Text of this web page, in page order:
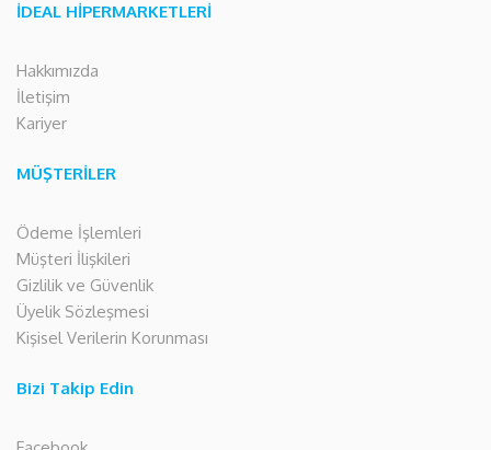
İDEAL HİPERMARKETLERİ
Hakkımızda
İletişim
Kariyer
MÜŞTERİLER
Ödeme İşlemleri
Müşteri İlişkileri
Gizlilik ve Güvenlik
Üyelik Sözleşmesi
Kişisel Verilerin Korunması
Bizi Takip Edin